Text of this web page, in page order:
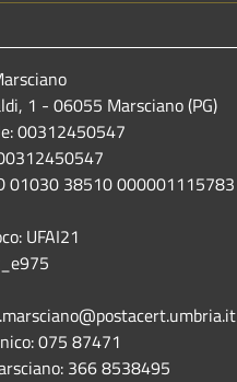
1 - 06055 Marsciano (PG)
00312450547
01030 38510 000001115783
UFAI21
075 87471
366 8538495